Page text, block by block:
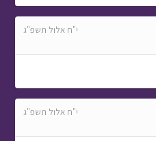
י"ח אלול תשפ"ג
י"ח אלול תשפ"ג